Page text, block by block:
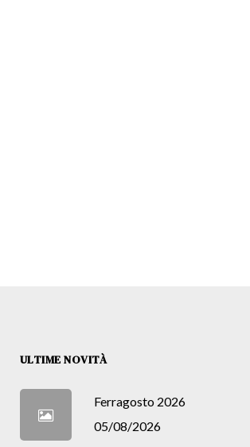
ULTIME NOVITÀ
Ferragosto 2026
05/08/2026